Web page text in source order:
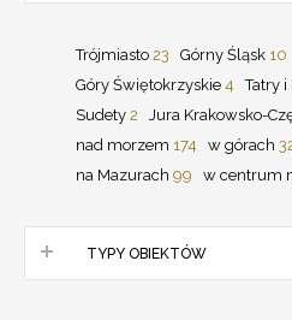
Trójmiasto 23 Górny Śląsk 10
Góry Świętokrzyskie 4 Tatry i
Sudety 2 Jura Krakowsko-
nad morzem 174 w górach
na Mazurach 99 w centrum
TYPY OBIEKTÓW